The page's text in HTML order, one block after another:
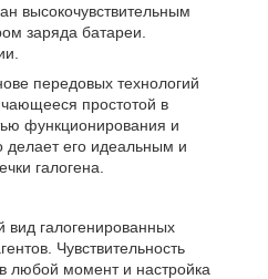
высокочувствительным
заряда батареи.
передовых технологий
простотой в
функционирования и
его идеальным и
галогена.
галогенированных
Чувствительность
любой момент и настройка